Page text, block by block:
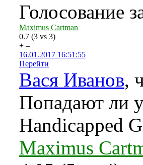
Голосование
Maximus Cartman
0.7 (3 vs 3)
+ –
16.01.2017 16:51:55
Перейти
Вася Иванов,
Попадают ли
Handicapped
Maximus